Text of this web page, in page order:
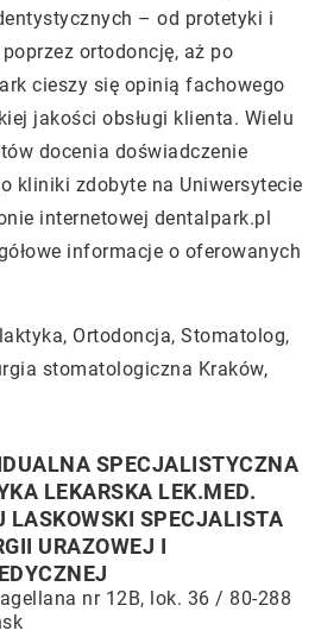
– od protetyki i
ortodoncję, aż po
cieszy się opinią fachowego
jakości obsługi klienta. Wielu
docenia doświadczenie
kliniki zdobyte na Uniwersytecie
internetowej dentalpark.pl
informacje o oferowanych
Ortodoncja, Stomatolog,
stomatologiczna Kraków,
SPECJALISTYCZNA
LEKARSKA LEK.MED.
LASKOWSKI SPECJALISTA
URAZOWEJ I
nr 12B, lok. 36 / 80-288